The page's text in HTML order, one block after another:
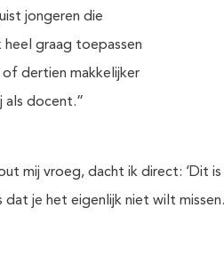
jongeren die
graag toepassen
dertien makkelijker
als docent.”
mij vroeg, dacht ik direct: ‘Dit
je het eigenlijk niet wilt